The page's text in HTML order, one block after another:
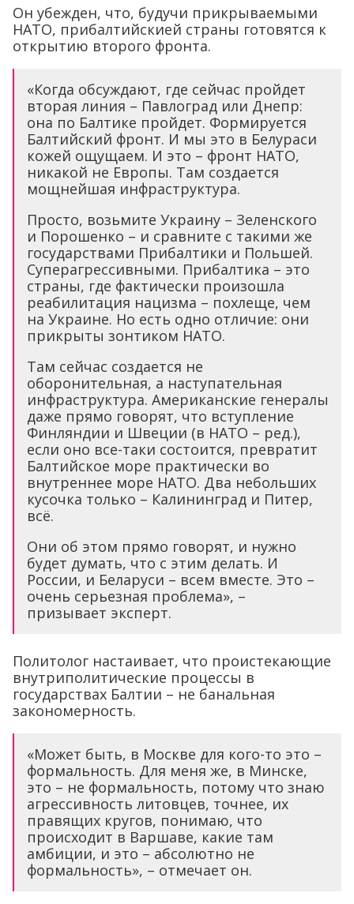
Он убежден, что, будучи прикрываемыми
НАТО, прибалтийскией страны готовятся к
открытию второго фронта.
«Когда обсуждают, где сейчас пройдет
вторая линия – Павлоград или Днепр:
она по Балтике пройдет. Формируется
Балтийский фронт. И мы это в Белураси
кожей ощущаем. И это – фронт НАТО,
никакой не Европы. Там создается
мощнейшая инфраструктура.
Просто, возьмите Украину – Зеленского
и Порошенко – и сравните с такими же
государствами Прибалтики и Польшей.
Суперагрессивными. Прибалтика – это
страны, где фактически произошла
реабилитация нацизма – похлеще, чем
на Украине. Но есть одно отличие: они
прикрыты зонтиком НАТО.
Там сейчас создается не
оборонительная, а наступательная
инфраструктура. Американские генералы
даже прямо говорят, что вступление
Финляндии и Швеции (в НАТО – ред.),
если оно все-таки состоится, превратит
Балтийское море практически во
внутреннее море НАТО. Два небольших
кусочка только – Калининград и Питер,
всё.
Они об этом прямо говорят, и нужно
будет думать, что с этим делать. И
России, и Беларуси – всем вместе. Это –
очень серьезная проблема», –
призывает эксперт.
Политолог настаивает, что проистекающие
внутриполитические процессы в
государствах Балтии – не банальная
закономерность.
«Может быть, в Москве для кого-то это –
формальность. Для меня же, в Минске,
это – не формальность, потому что знаю
агрессивность литовцев, точнее, их
правящих кругов, понимаю, что
происходит в Варшаве, какие там
амбиции, и это – абсолютно не
формальность», – отмечает он.